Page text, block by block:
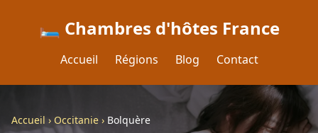
🛏️ Chambres d'hôtes France
Accueil Régions Blog Contact
Accueil › Occitanie › Bolquère